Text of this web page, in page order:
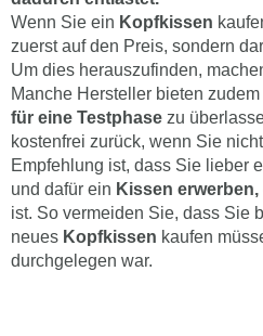
Wenn Sie ein Kopfkissen
zuerst auf den Preis, sondern
Um dies herauszufinden,
Manche Hersteller bieten
für eine Testphase zu
kostenfrei zurück, wenn Sie
Empfehlung ist, dass Sie lieber
und dafür ein Kissen
ist. So vermeiden Sie, dass Sie
neues Kopfkissen kaufen
durchgelegen war.